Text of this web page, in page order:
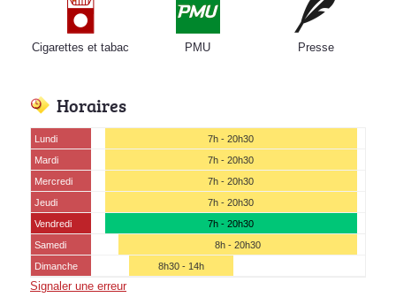
Cigarettes et tabac PMU Presse
Horaires
Lundi
7h - 20h30
Mardi
7h - 20h30
Mercredi
7h - 20h30
Jeudi
7h - 20h30
Vendredi
7h - 20h30
Samedi
8h - 20h30
Dimanche
8h30 - 14h
Signaler une erreur